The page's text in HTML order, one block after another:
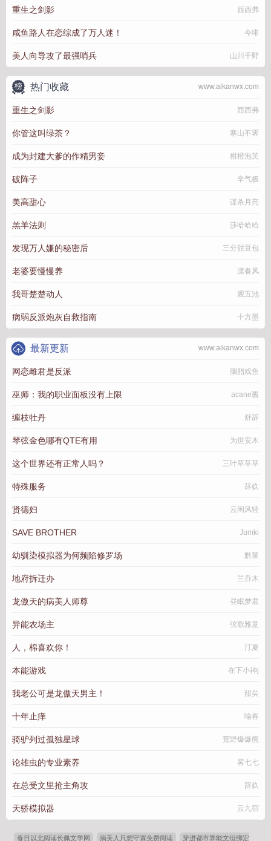
重生之剑影 西西弗
咸鱼路人在恋综成了万人迷！ 今绯
美人向导攻了最强哨兵 山川千野
www.aikanwx.com
热门收藏
重生之剑影 西西弗
你管这叫绿茶？ 寒山不霁
成为封建大爹的作精男妾 柑橙泡芙
破阵子 辛气极
美高甜心 谋杀月亮
羔羊法则 莎哈哈哈
发现万人嫌的秘密后 三分甜豆包
老婆要慢慢养 凛春风
我哥楚楚动人 观五池
病弱反派炮灰自救指南 十方墨
www.aikanwx.com
最新更新
网恋雌君是反派 胭脂戏鱼
巫师：我的职业面板没有上限 acane酱
缠枝牡丹 舒辞
琴弦金色哪有QTE有用 为世安木
这个世界还有正常人吗？ 三叶草草草
特殊服务 辞奺
贤德妇 云闲风轻
SAVE BROTHER Jumki
幼驯染模拟器为何频陷修罗场 黔莱
地府拆迁办 兰乔木
龙傲天的病美人师尊 昼眠梦君
异能农场主 弦歌雅意
人，棉喜欢你！ 汀夏
本能游戏 在下小神j
我老公可是龙傲天男主！ 甜矣
十年止痒 喻春
骑驴列过孤独星球 荒野爆爆熊
论雄虫的专业素养 雾七七
在总受文里抢主角攻 辞奺
天骄模拟器 云九宿
春日以北阅读长佩文学网 病美人只想守寡免费阅读 穿进都市异能文但绑定